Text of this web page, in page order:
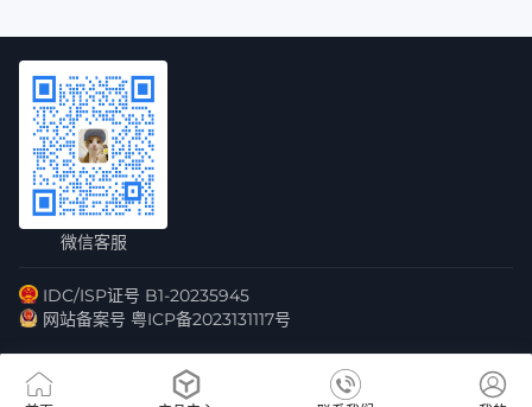
微信客服
IDC/ISP证号 B1-20235945
网站备案号 粤ICP备2023131117号